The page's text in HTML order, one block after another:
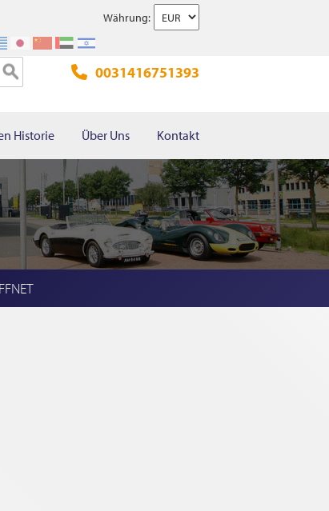
Währung:
0031416751393
Historie Über Uns Kontakt